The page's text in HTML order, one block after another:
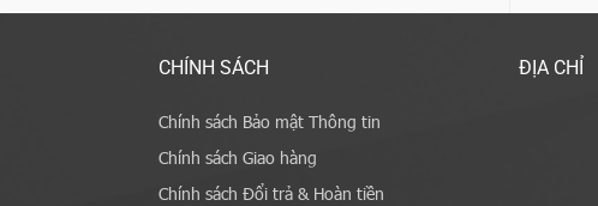
CHÍNH SÁCH
Chính sách Bảo mật Thông tin
Chính sách Giao hàng
Chính sách Đổi trả & Hoàn tiền
ĐỊA CHỈ